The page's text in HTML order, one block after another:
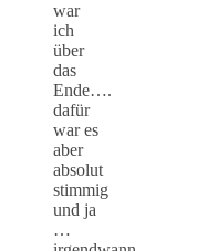
war
ich
über
das
Ende….
dafür
war es
aber
absolut
stimmig
und ja
…